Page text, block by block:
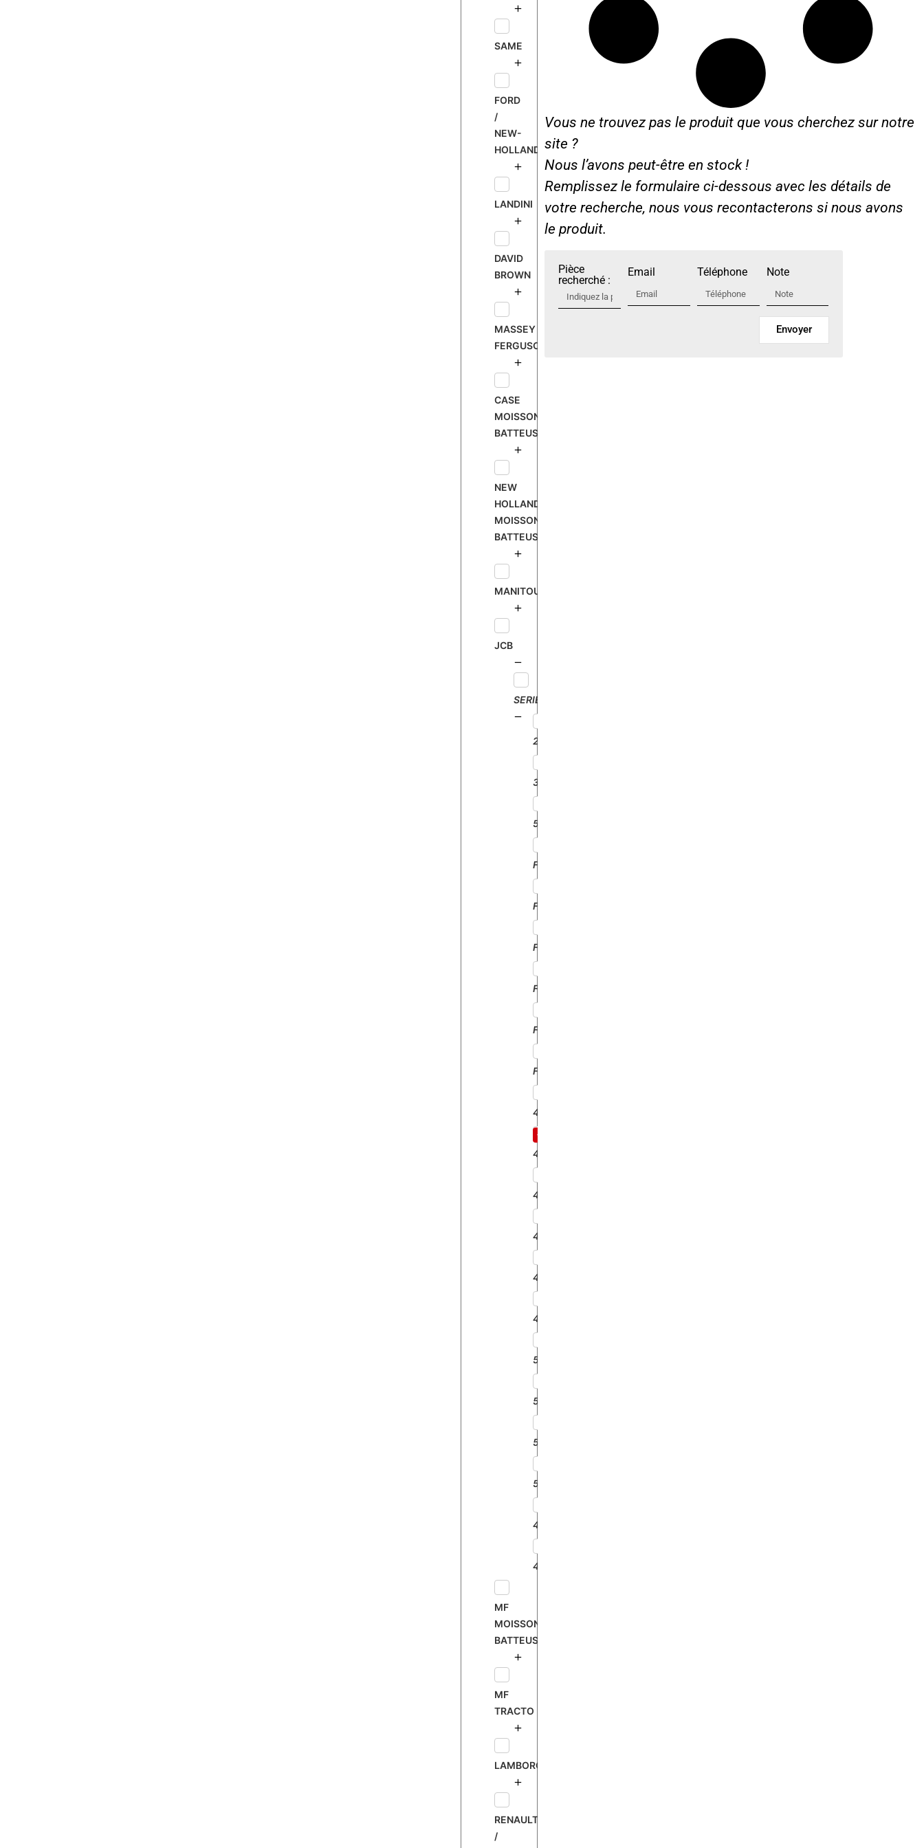
SAME
FORD
/
NEW-
HOLLAND
LANDINI
DAVID
BROWN
MASSEY
FERGUSON
CASE
MOISSONNEUSE
BATTEUSE
NEW
HOLLAND
MOISSONNEUSE
BATTEUSE
MANITOU
JCB
SERIE
2CX
3CX
520
FASTRAC125
FASTRAC135
FASTRAC145
FASTRAC155
FASTRAC185
FASTRAC3185
406
408
410
412
415
420
525
526
530
540
425
435
MF
MOISSONNEUSE
BATTEUSE
MF
TRACTO
LAMBORGHINI
RENAULT
/
Vous ne trouvez pas le produit que vous cherchez sur notre
site ?
Nous l’avons peut-être en stock !
Remplissez le formulaire ci-dessous avec les détails de
votre recherche, nous vous recontacterons si nous avons
le produit.
Pièce
recherché :
Email Téléphone Note
Envoyer